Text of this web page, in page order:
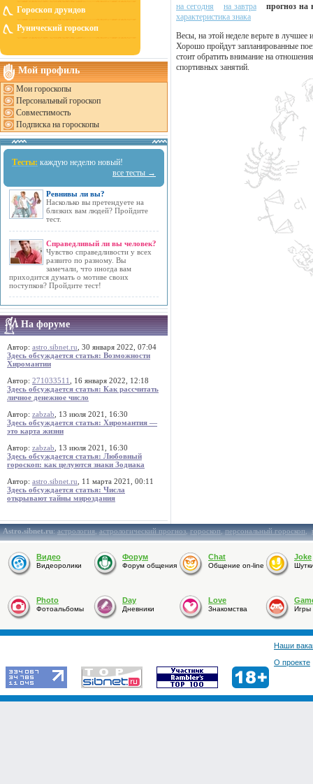
Гороскоп друидов
Рунический гороскоп
Мой профиль
Мои гороскопы
Персональный гороскоп
Совместимость
Подписка на гороскопы
Тесты: каждую неделю новый!
все тесты →
Ревнивы ли вы?
Насколько вы претендуете на
близких вам людей? Пройдите
тест.
Справедливый ли вы человек?
Чувство справедливости у всех
развито по разному. Вы
замечали, что иногда вам
приходится думать о мотиве своих
поступков? Пройдите тест!
На форуме
Автор: astro.sibnet.ru , 30 января 2022, 07:04
Здесь обсуждается статья: Возможности
Хиромантии
Автор: 271033511
, 16 января 2022, 12:18
Здесь обсуждается статья: Как рассчитать
личное денежное число
Автор: zabzab , 13 июля 2021, 16:30
Здесь обсуждается статья: Хиромантия —
это карта жизни
Автор: zabzab , 13 июля 2021, 16:30
Здесь обсуждается статья: Любовный
гороскоп: как целуются знаки Зодиака
Автор: astro.sibnet.ru , 11 марта 2021, 00:11
Здесь обсуждается статья: Числа
открывают тайны мироздания
на сегодня на завтра
прогноз на
характеристика знака
Весы, на этой неделе верьте в лучшее
Хорошо пройдут запланированные
стоит обратить внимание на
спортивных занятий.
Astro.sibnet.ru:астрология,астрологический прогноз,гороскоп,персональный гороскоп,
Видео
Видеоролики
Форум
Форум общения
Chat
Общение on-line
Joke
Photo
Фотоальбомы
Day
Дневники
Love
Знакомства Игры
Наши
О проекте